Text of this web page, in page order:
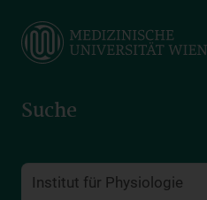
main
Suche